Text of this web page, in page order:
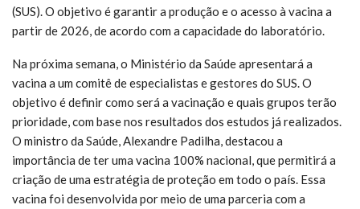
(SUS). O objetivo é garantir a produção e o acesso à vacina a
partir de 2026, de acordo com a capacidade do laboratório.
Na próxima semana, o Ministério da Saúde apresentará a
vacina a um comitê de especialistas e gestores do SUS. O
objetivo é definir como será a vacinação e quais grupos terão
prioridade, com base nos resultados dos estudos já realizados.
O ministro da Saúde, Alexandre Padilha, destacou a
importância de ter uma vacina 100% nacional, que permitirá a
criação de uma estratégia de proteção em todo o país. Essa
vacina foi desenvolvida por meio de uma parceria com a